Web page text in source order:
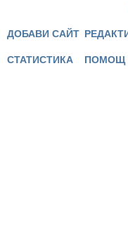
ДОБАВИ САЙТ
СТАТИСТИКА ПОМОЩ